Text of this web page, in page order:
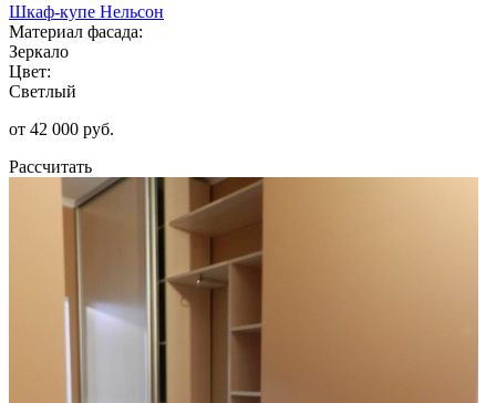
Шкаф-купе Нельсон
Материал фасада:
Зеркало
Цвет:
Светлый
от 42 000 руб.
Рассчитать